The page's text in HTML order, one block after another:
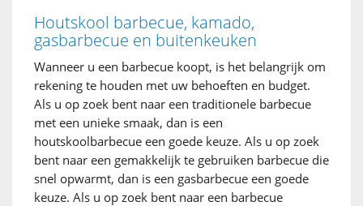
Houtskool barbecue, kamado,
gasbarbecue en buitenkeuken
Wanneer u een barbecue koopt, is het belangrijk om
rekening te houden met uw behoeften en budget.
Als u op zoek bent naar een traditionele barbecue
met een unieke smaak, dan is een
houtskoolbarbecue een goede keuze. Als u op zoek
bent naar een gemakkelijk te gebruiken barbecue die
snel opwarmt, dan is een gasbarbecue een goede
keuze. Als u op zoek bent naar een barbecue